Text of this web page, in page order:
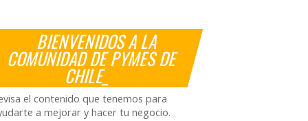
BIENVENIDOS A LA
COMUNIDAD DE PYMES DE
CHILE_
el contenido que tenemos para
a mejorar y hacer tu negocio.